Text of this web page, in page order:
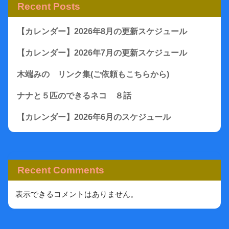
Recent Posts
【カレンダー】2026年8月の更新スケジュール
【カレンダー】2026年7月の更新スケジュール
木端みの リンク集(ご依頼もこちらから)
ナナと５匹のできるネコ ８話
【カレンダー】2026年6月のスケジュール
Recent Comments
表示できるコメントはありません。